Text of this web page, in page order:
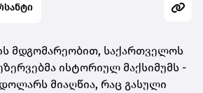
მდგომარეობით, საქართველოს
ისტორიულ მაქსიმუმს -
მიაღწია, რაც გასული